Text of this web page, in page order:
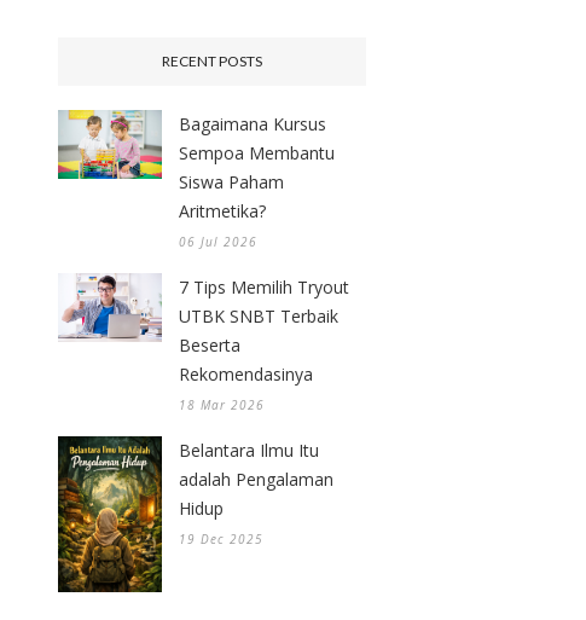
RECENT POSTS
Bagaimana Kursus
Sempoa Membantu
Siswa Paham
Aritmetika?
06 Jul 2026
7 Tips Memilih Tryout
UTBK SNBT Terbaik
Beserta
Rekomendasinya
18 Mar 2026
Belantara Ilmu Itu
adalah Pengalaman
Hidup
19 Dec 2025